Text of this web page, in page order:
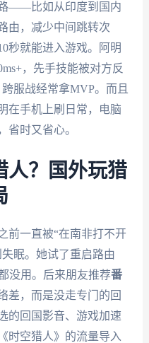
——比如从印度到国内
由，减少中间跳转次
秒就能进入游戏。阿明
，先手技能被对方反
服战经常拿MVP。而且
在手机上刷日常，电脑
省时又省心。
人？国外玩猎
前一直被“在南非打不开
眠。她试了重启路由
没用。后来朋友推荐番
差，而是没走专门的回
的回国影音、游戏加速
时空猎人》的流量导入